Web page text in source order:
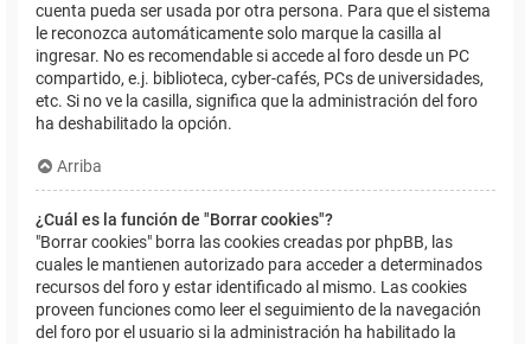
cuenta pueda ser usada por otra persona. Para que el sistema
le reconozca automáticamente solo marque la casilla al
ingresar. No es recomendable si accede al foro desde un PC
compartido, e.j. biblioteca, cyber-cafés, PCs de universidades,
etc. Si no ve la casilla, significa que la administración del foro
ha deshabilitado la opción.
Arriba
¿Cuál es la función de "Borrar cookies"?
"Borrar cookies" borra las cookies creadas por phpBB, las
cuales le mantienen autorizado para acceder a determinados
recursos del foro y estar identificado al mismo. Las cookies
proveen funciones como leer el seguimiento de la navegación
del foro por el usuario si la administración ha habilitado la